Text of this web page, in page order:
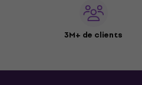
3M+ de clients